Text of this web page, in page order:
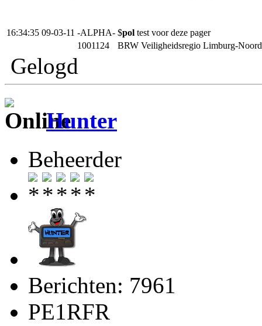
16:34:35 09-03-11 -ALPHA- $pol test voor deze pager
1001124
BRW Veiligheidsregio Limburg-
Gelogd
Hunter
Beheerder
Berichten: 7961
PE1RFR